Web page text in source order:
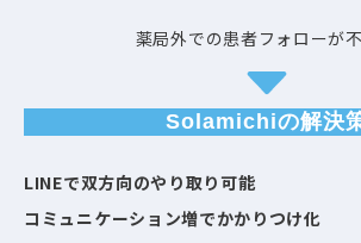
薬局外での患者フォローが
Solamichiの解決
LINEで双方向のやり取り可能​
コミュニケーション増でかかりつけ化